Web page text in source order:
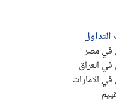
في مصر
العراق
الامارات